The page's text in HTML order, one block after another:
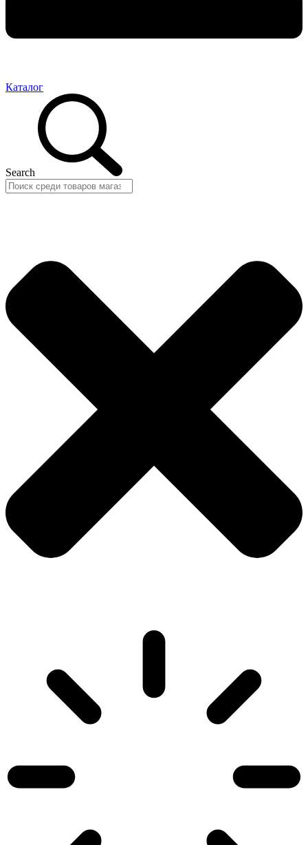
Каталог
Search